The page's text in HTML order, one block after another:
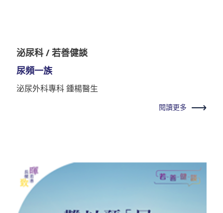
泌尿科 / 若善健談
尿頻一族
泌尿外科專科 鍾楊醫生
閱讀更多